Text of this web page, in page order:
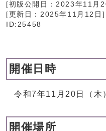
[初版公開日：2023年11月
[更新日： 2025年11月12日 ]
ID:25458
開催日時
令和7年11月20日（
開催場所